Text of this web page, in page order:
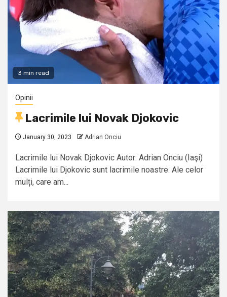
3 min read
Opinii
Lacrimile lui Novak Djokovic
January 30, 2023 Adrian Onciu
Lacrimile lui Novak Djokovic Autor: Adrian Onciu (Iaşi)
Lacrimile lui Djokovic sunt lacrimile noastre. Ale celor
mulți, care am...